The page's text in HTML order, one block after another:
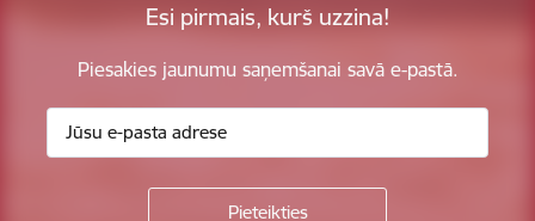
Esi pirmais, kurš uzzina!
Piesakies jaunumu saņemšanai savā e-pastā.